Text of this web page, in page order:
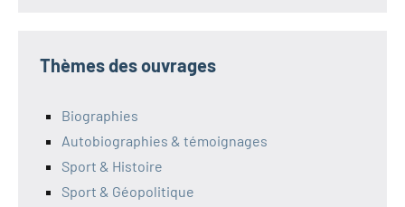
Thèmes des ouvrages
Biographies
Autobiographies & témoignages
Sport & Histoire
Sport & Géopolitique